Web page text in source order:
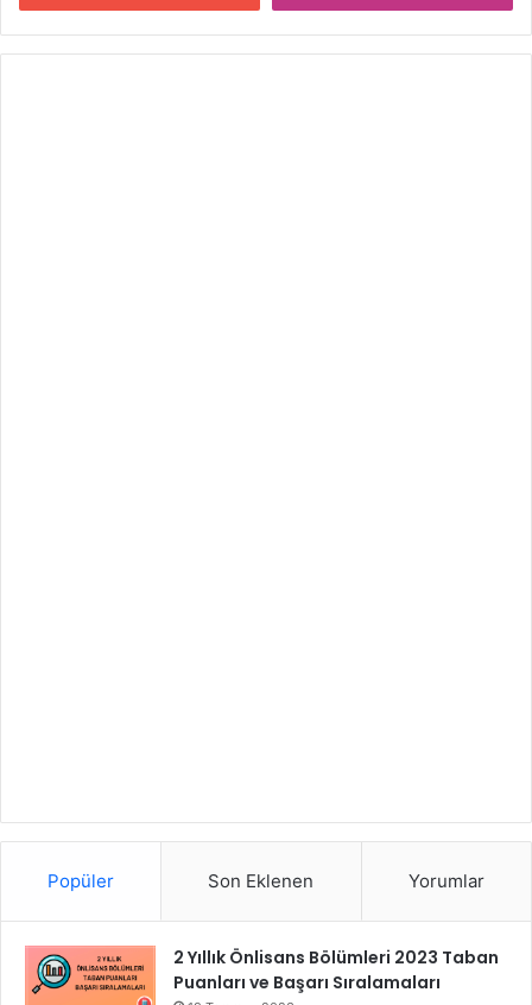
Popüler Son Eklenen Yorumlar
2 Yıllık Önlisans Bölümleri 2023 Taban
Puanları ve Başarı Sıralamaları